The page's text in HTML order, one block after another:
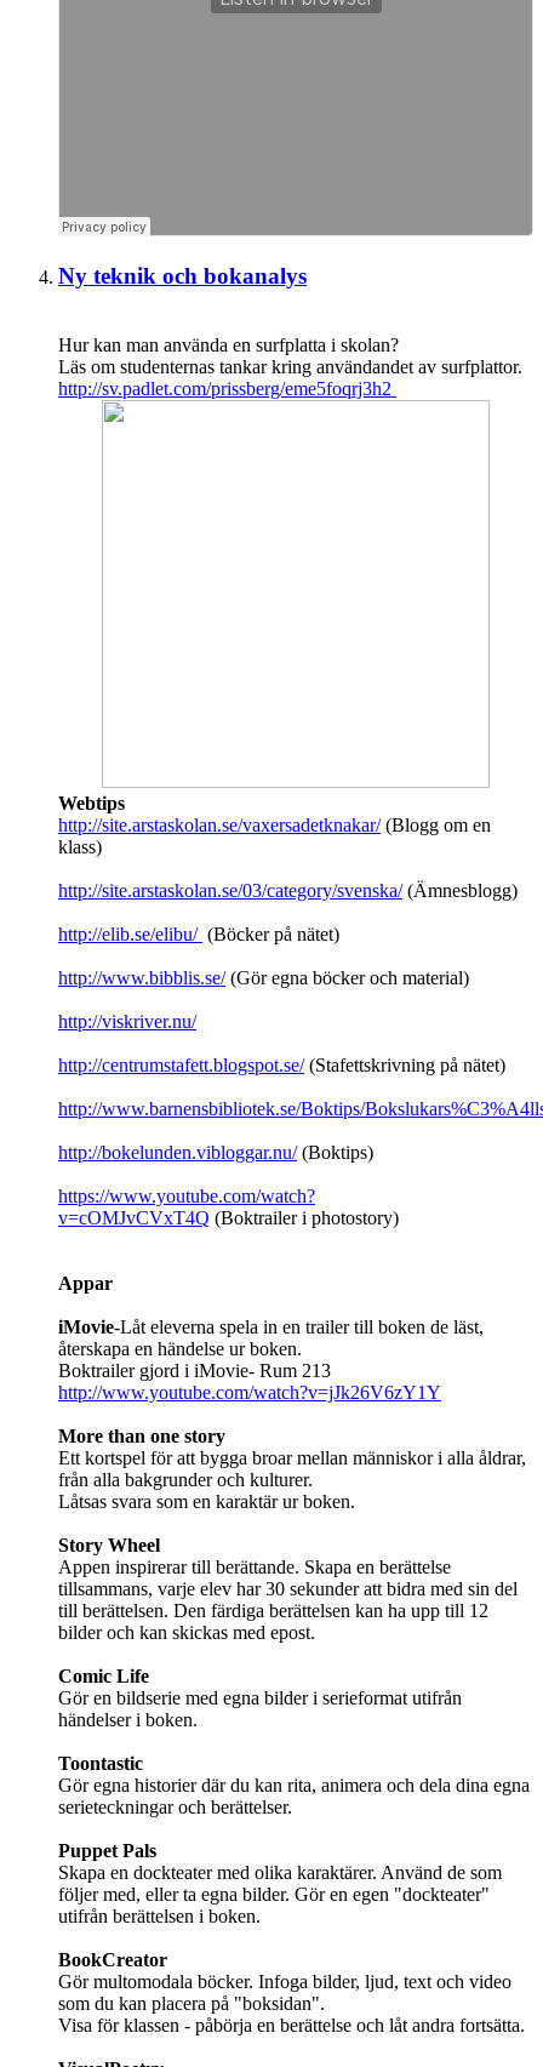
Ny teknik och bokanalys
Hur kan man använda en surfplatta i skolan?
Läs om studenternas tankar kring användandet av surfplattor.
http://sv.padlet.com/prissberg/eme5foqrj3h2
Webtips
http://site.arstaskolan.se/vaxersadetknakar/(Blogg om en
klass)
http://site.arstaskolan.se/03/category/svenska/(Ämnesblogg)
http://elib.se/elibu/ (Böcker på nätet)
http://www.bibblis.se/(Gör egna böcker och material)
http://viskriver.nu/
http://centrumstafett.blogspot.se/(Stafettskrivning på nätet)
http://www.barnensbibliotek.se/Boktips/
http://bokelunden.vibloggar.nu/(Boktips)
https://www.youtube.com/watch?
v=cOMJvCVxT4Q (Boktrailer i photostory)
Appar
iMovie-Låt eleverna spela in en trailer till boken de läst,
återskapa en händelse ur boken.
Boktrailer gjord i iMovie- Rum 213
http://www.youtube.com/watch?v=jJk26V6zY1Y
More than one story
Ett kortspel för att bygga broar mellan människor i alla åldrar,
från alla bakgrunder och kulturer.
Låtsas svara som en karaktär ur boken.
Story Wheel
Appen inspirerar till berättande. Skapa en berättelse
tillsammans, varje elev har 30 sekunder att bidra med sin del
till berättelsen. Den färdiga berättelsen kan ha upp till 12
bilder och kan skickas med epost.
Comic Life
Gör en bildserie med egna bilder i serieformat utifrån
händelser i boken.
Toontastic
Gör egna historier där du kan rita, animera och dela dina egna
serieteckningar och berättelser.
Puppet Pals
Skapa en dockteater med olika karaktärer. Använd de som
följer med, eller ta egna bilder. Gör en egen "dockteater"
utifrån berättelsen i boken.
BookCreator
Gör multomodala böcker. Infoga bilder, ljud, text och video
som du kan placera på "boksidan".
Visa för klassen - påbörja en berättelse och låt andra fortsätta.